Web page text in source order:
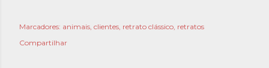
Marcadores: animais clientes retrato clássico retratos
Compartilhar